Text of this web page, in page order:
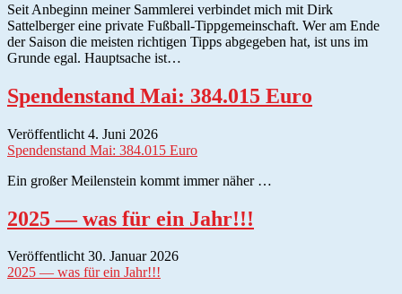
Seit Anbeginn meiner Sammlerei verbindet mich mit Dirk
Sattelberger eine private Fußball-Tippgemeinschaft. Wer am Ende
der Saison die meisten richtigen Tipps abgegeben hat, ist uns im
Grunde egal. Hauptsache ist…
Spendenstand Mai: 384.015 Euro
Veröffentlicht 4. Juni 2026
Spendenstand Mai: 384.015 Euro
Ein großer Meilenstein kommt immer näher …
2025 — was für ein Jahr!!!
Veröffentlicht 30. Januar 2026
2025 — was für ein Jahr!!!